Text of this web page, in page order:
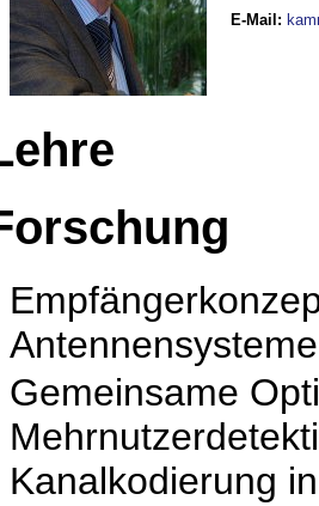
E-Mail :
Antennensysteme
Gemeinsame
Kanalkodierung